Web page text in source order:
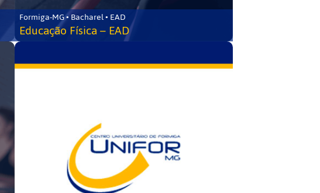
Formiga-MG • Bacharel • EAD
Educação Física – EAD